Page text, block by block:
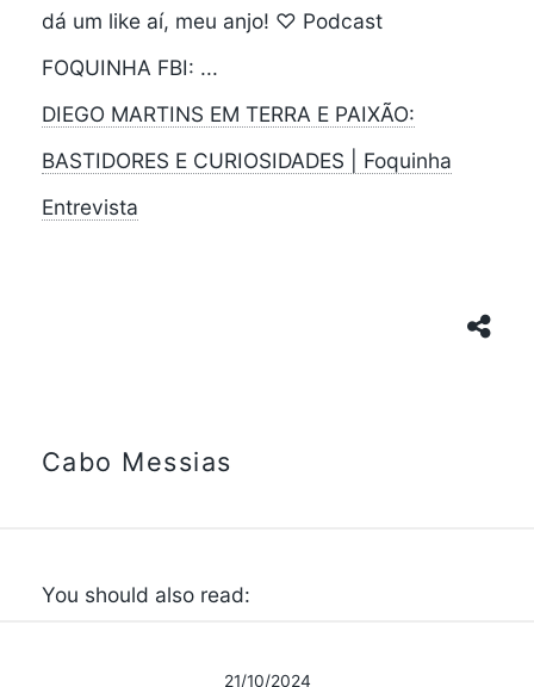
dá um like aí, meu anjo! ♡ Podcast
FOQUINHA FBI: ...
DIEGO MARTINS EM TERRA E PAIXÃO:
BASTIDORES E CURIOSIDADES | Foquinha
Entrevista
Cabo Messias
You should also read:
21/10/2024